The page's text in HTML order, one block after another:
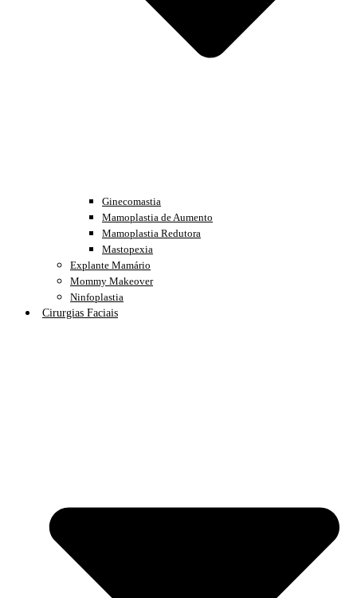
Ginecomastia
Mamoplastia de Aumento
Mamoplastia Redutora
Mastopexia
Explante Mamário
Mommy Makeover
Ninfoplastia
Cirurgias Faciais